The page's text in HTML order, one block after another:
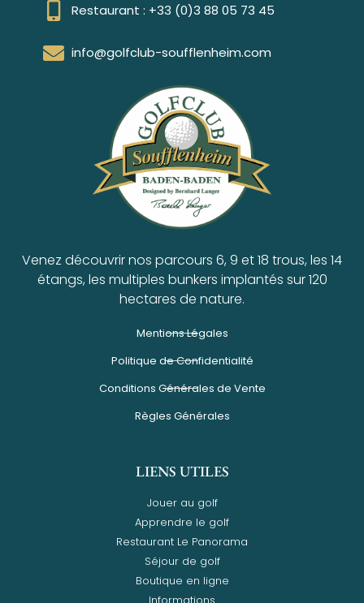
Restaurant : +33 (0)3 88 05 73 45
info@golfclub-soufflenheim.com
Venez découvrir nos parcours 6, 9 et 18 trous, les 14
étangs, les multiples bunkers implantés sur 120
hectares de nature.
Mentions Légales
Politique de Confidentialité
Conditions Générales de Vente
Règles Générales
LIENS UTILES
Jouer au golf
Apprendre le golf
Restaurant Le Panorama
Séjour de golf
Boutique en ligne